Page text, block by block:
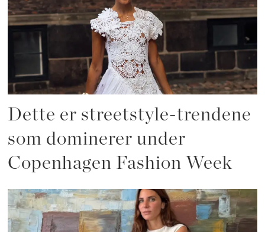
Dette er streetstyle-trendene
som dominerer under
Copenhagen Fashion Week